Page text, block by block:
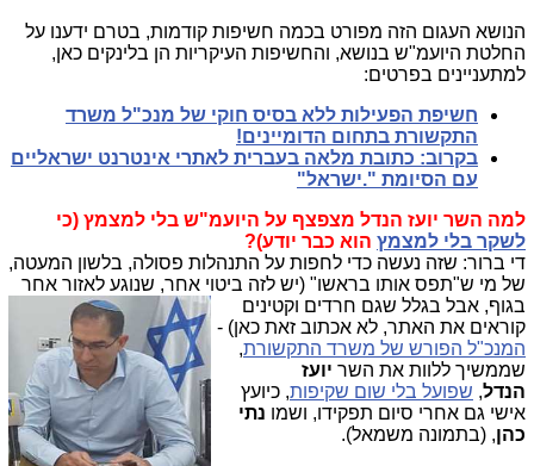
הנושא העגום הזה מפורט בכמה חשיפות קודמות, בטרם ידענו על
החלטת היועמ"ש בנושא, והחשיפות העיקריות הן בלינקים כאן,
למתעניינים בפרטים:
חשיפת הפעילות ללא בסיס חוקי של מנכ"ל משרד
התקשורת בתחום הדומיינים!
בקרוב: כתובת מלאה בעברית לאתרי אינטרנט ישראליים
עם הסיומת ".ישראל"
למה השר יועז הנדל מצפצף על היועמ"ש בלי למצמץ (כי
לשקר בלי למצמץ הוא כבר יודע)?
די ברור: שזה נעשה כדי לחפות על התנהלות פסולה, בלשון המעטה,
של מי ש"תפס אותו בראשו" (יש לזה ביטוי אחר, שנוגע לאזור אחר
בגוף, אבל בגלל שגם חרדים וקטינים
קוראים את האתר, לא אכתוב זאת כאן) -
המנכ"ל הפורש של משרד התקשורת,
שממשיך ללוות את השר יועז
הנדל, שפועל בלי שום שקיפות, כיועץ
אישי גם אחרי סיום תפקידו, ושמו נתי
כהן, (בתמונה משמאל).